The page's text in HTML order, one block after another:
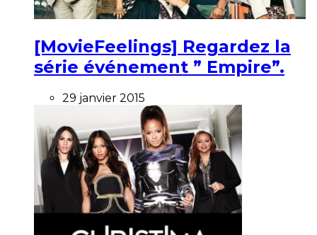
[MovieFeelings] Regardez la
série événement ” Empire”.
29 janvier 2015